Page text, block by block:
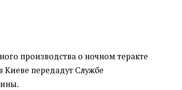
производства о ночном теракте
Киеве передадут Службе